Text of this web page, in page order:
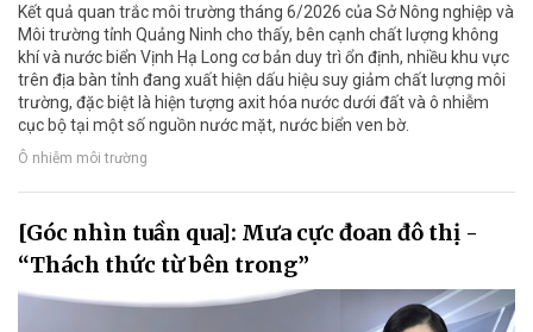
Kết quả quan trắc môi trường tháng 6/2026 của Sở Nông nghiệp và
Môi trường tỉnh Quảng Ninh cho thấy, bên cạnh chất lượng không
khí và nước biển Vịnh Hạ Long cơ bản duy trì ổn định, nhiều khu vực
trên địa bàn tỉnh đang xuất hiện dấu hiệu suy giảm chất lượng môi
trường, đặc biệt là hiện tượng axit hóa nước dưới đất và ô nhiễm
cục bộ tại một số nguồn nước mặt, nước biển ven bờ.
Ô nhiễm môi trường
[Góc nhìn tuần qua]: Mưa cực đoan đô thị -
“Thách thức từ bên trong”